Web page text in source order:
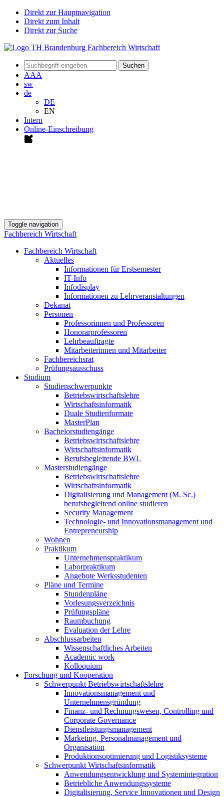
Direkt zur Hauptnavigation
Direkt zum Inhalt
Direkt zur Suche
Suchen
AAA
sw
de
DE
EN
Intern
Online-Einschreibung
Toggle navigation
Fachbereich Wirtschaft
Fachbereich Wirtschaft
Aktuelles
Informationen für Erstsemester
IT-Info
Infodisplay
Informationen zu Lehrveranstaltungen
Dekanat
Personen
Professorinnen und Professoren
Honorarprofessoren
Lehrbeauftragte
Mitarbeiterinnen und Mitarbeiter
Fachbereichsrat
Prüfungsausschuss
Studium
Studienschwerpunkte
Betriebswirtschaftslehre
Wirtschaftsinformatik
Duale Studienformate
MasterPlan
Bachelorstudiengänge
Betriebswirtschaftslehre
Wirtschaftsinformatik
Berufsbegleitende BWL
Masterstudiengänge
Betriebswirtschaftslehre
Wirtschaftsinformatik
Digitalisierung und Management (M. Sc.)
berufsbegleitend online studieren
Security Management
Technologie- und Innovationsmanagement und
Entrepreneurship
Wohnen
Praktikum
Unternehmenspraktikum
Laborpraktikum
Angebote Werksstudenten
Pläne und Termine
Stundenpläne
Vorlesungsverzeichnis
Prüfungspläne
Raumbuchung
Evaluation der Lehre
Abschlussarbeiten
Wissenschaftliches Arbeiten
Academic work
Kolloquium
Forschung und Kooperation
Schwerpunkt Betriebswirtschaftslehre
Innovationsmanagement und
Unternehmensgründung
Finanz- und Rechnungswesen, Controlling und
Corporate Governance
Dienstleistungsmanagement
Marketing, Personalmanagement und
Organisation
Produktionsoptimierung und Logistiksysteme
Schwerpunkt Wirtschaftsinformatik
Anwendungsentwicklung und Systemintegration
Betriebliche Anwendungssysteme
Digitalisierung, Service Innovationen und Design